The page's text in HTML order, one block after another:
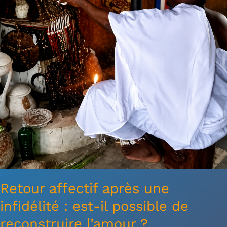
Retour affectif après une
infidélité : est-il possible de
est-
il
possible
de
reconstruire
l’amour
?